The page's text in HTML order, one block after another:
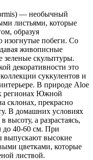
— необычный
листьями, которые
образуя
изогнутые побеги. Со
живописные
скульптуры.
декоративности это
суккулентов и
В природе Aloe
регионах Южной
склонах, прекрасно
В домашних условиях
высоту, а разрастаясь,
до 40-60 см. При
выпускают высокие
цветками, которые
листвой.